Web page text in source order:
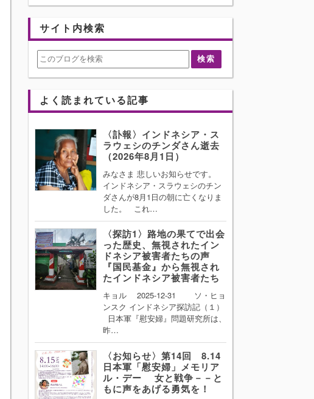
サイト内検索
よく読まれている記事
〈訃報〉インドネシア・ス
ラウェシのチンダさん逝去
（2026年8月1日）
みなさま 悲しいお知らせです。
インドネシア・スラウェシのチン
ダさんが8月1日の朝に亡くなりま
した。 これ…
〈探訪1〉路地の果てで出会
った歴史、無視されたイン
ドネシア被害者たちの声
『国民基金』から無視され
たインドネシア被害者たち
キョル 2025-12-31 ソ・ヒョ
ンスク インドネシア探訪記（１）
日本軍『慰安婦』問題研究所は、
昨…
〈お知らせ〉第14回 8.14
日本軍「慰安婦」メモリア
ル・デー 女と戦争－－と
もに声をあげる勇気を！